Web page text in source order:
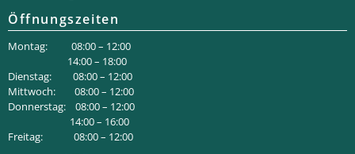
Öffnungszeiten
Montag: 08:00 – 12:00
14:00 – 18:00
Dienstag: 08:00 – 12:00
Mittwoch: 08:00 – 12:00
Donnerstag: 08:00 – 12:00
14:00 – 16:00
Freitag: 08:00 – 12:00